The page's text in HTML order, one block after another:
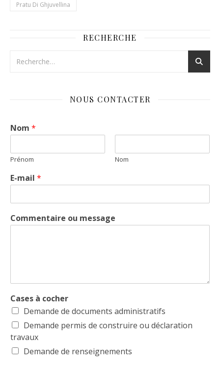
Pratu Di Ghjuvellina
RECHERCHE
NOUS CONTACTER
Nom *
Prénom Nom
E-mail *
Commentaire ou message
Cases à cocher
Demande de documents administratifs
Demande permis de construire ou déclaration
travaux
Demande de renseignements